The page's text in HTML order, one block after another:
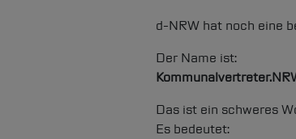
d-NRW hat noch eine
Der Name ist:
Das ist ein schweres
Es bedeutet: